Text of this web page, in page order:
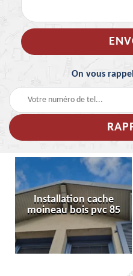
On vous
Installation cache
moineau bois pvc 85